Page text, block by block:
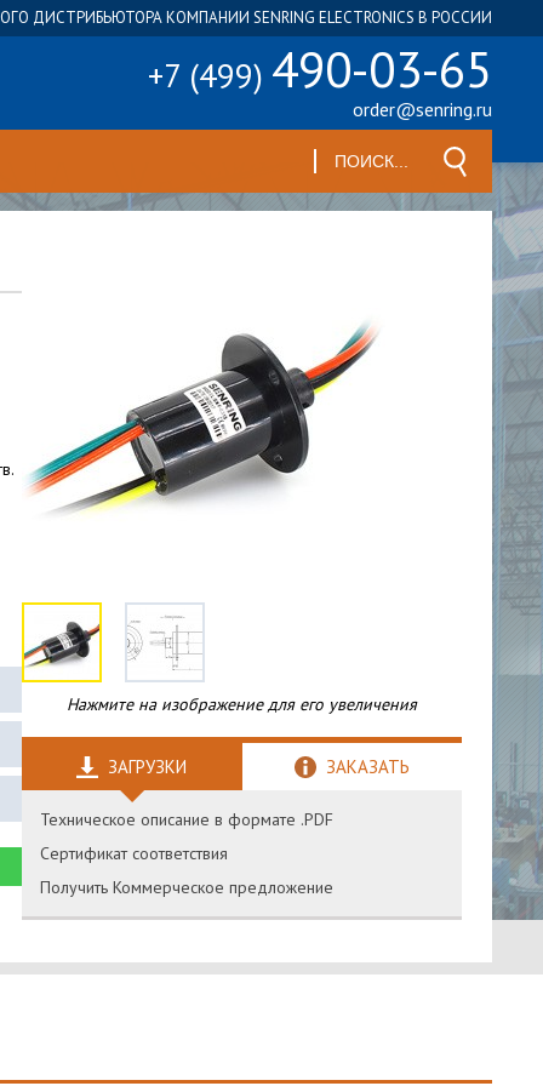
ДИСТРИБЬЮТОРА КОМПАНИИ SENRING ELECTRONICS В РОССИИ
+7 (499) 490-03-65
order@senring.ru
Нажмите на изображение для его увеличения
ЗАГРУЗКИ ЗАКАЗАТЬ
Техническое описание в формате .PDF
Сертификат соответствия
Получить Коммерческое предложение